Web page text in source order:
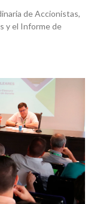
de Accionistas,
y el Informe de